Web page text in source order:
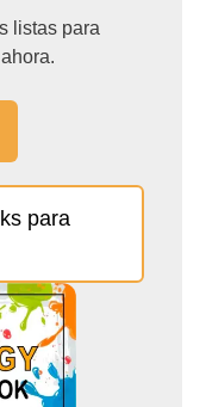
listas para
para